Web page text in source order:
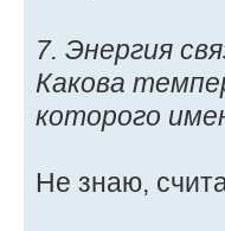
7. Энергия
Какова
которого
Не знаю,